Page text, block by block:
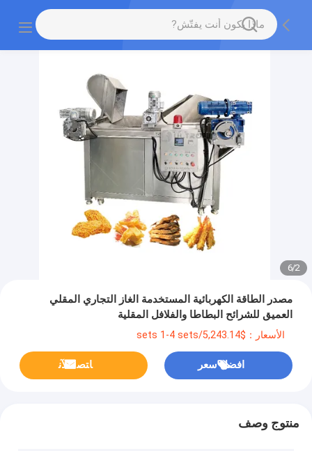
2
/
6
مصدر الطاقة الكهربائية المستخدمة الغاز التجاري المقلي
العميق للشرائح البطاطا والفلافل المقلية
الأسعار：$5,243.14/sets 1-4 sets
افضل سعر ﺎﺘﺼﻟ ﺍﻶﻧ
منتوج وصف